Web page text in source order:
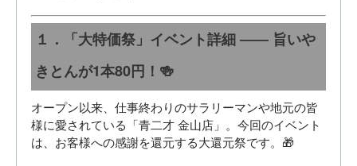
１．「大特価祭」イベント詳細 ―― 旨いや
きとんが1本80円！🍻
オープン以来、仕事終わりのサラリーマンや地元の皆
様に愛されている「青二才 金山店」。今回のイベント
は、お客様への感謝を還元する大還元祭です。🎁